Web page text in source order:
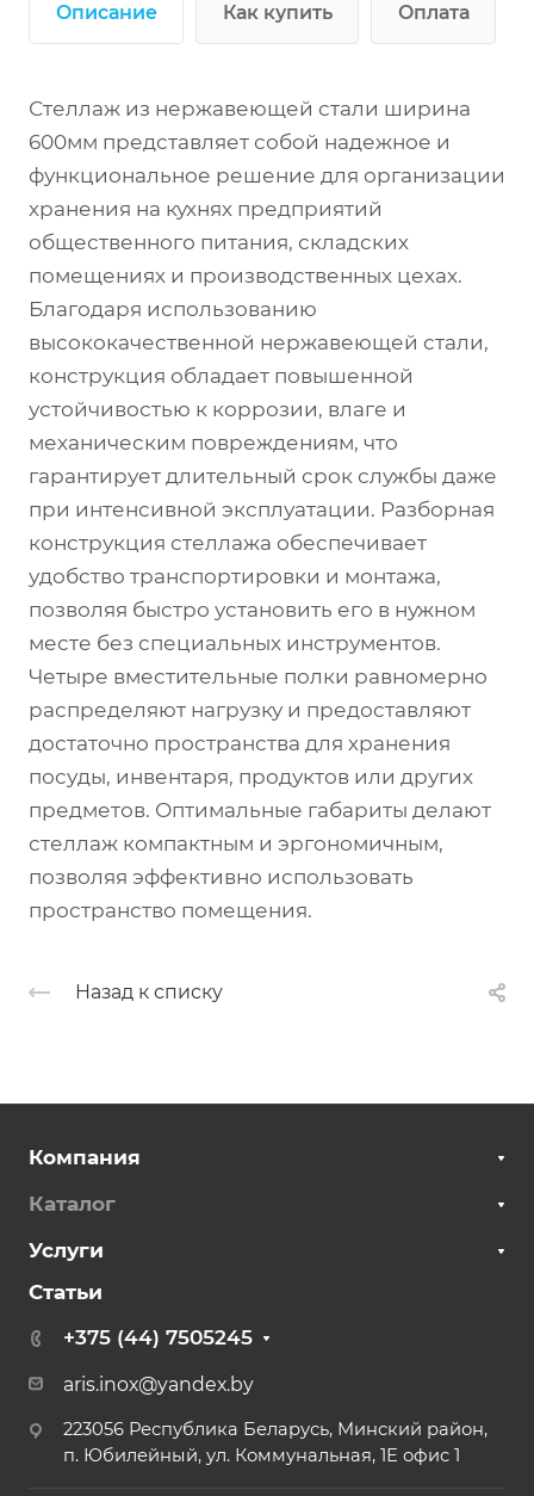
Описание Как купить Оплата
Стеллаж из нержавеющей стали ширина
600мм представляет собой надежное и
функциональное решение для организации
хранения на кухнях предприятий
общественного питания, складских
помещениях и производственных цехах.
Благодаря использованию
высококачественной нержавеющей стали,
конструкция обладает повышенной
устойчивостью к коррозии, влаге и
механическим повреждениям, что
гарантирует длительный срок службы даже
при интенсивной эксплуатации. Разборная
конструкция стеллажа обеспечивает
удобство транспортировки и монтажа,
позволяя быстро установить его в нужном
месте без специальных инструментов.
Четыре вместительные полки равномерно
распределяют нагрузку и предоставляют
достаточно пространства для хранения
посуды, инвентаря, продуктов или других
предметов. Оптимальные габариты делают
стеллаж компактным и эргономичным,
позволяя эффективно использовать
пространство помещения.
Назад к списку
Компания
Каталог
Услуги
Статьи
+375 (44) 7505245
aris.inox@yandex.by
223056 Республика Беларусь, Минский район,
п. Юбилейный, ул. Коммунальная, 1Е офис 1